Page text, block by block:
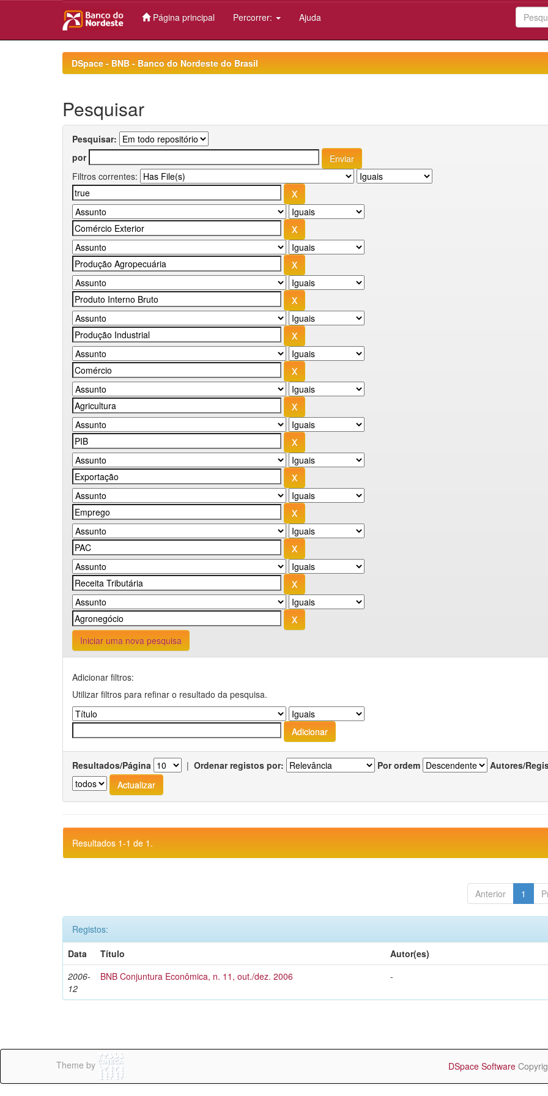
Página principal Percorrer: Ajuda
DSpace - BNB - Banco do Nordeste do Brasil
Pesquisar
Pesquisar:
por
Filtros correntes:
Iniciar uma nova pesquisa
Adicionar filtros:
Utilizar filtros para refinar o resultado da pesquisa.
Resultados/Página | Ordenar registos por: Por ordem Autores/
Resultados 1-1 de 1.
Anterior 1
Registos:
Data
Título
Autor(es)
2006-
12
BNB Conjuntura Econômica, n. 11, out./dez. 2006 -
Theme by DSpace Software